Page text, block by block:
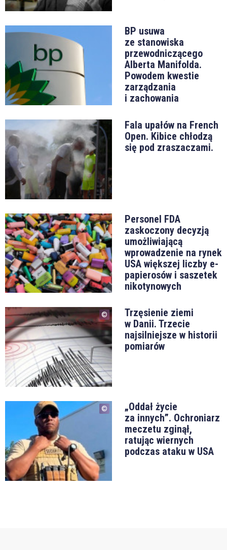
BP usuwa
ze stanowiska
przewodniczącego
Alberta Manifolda.
Powodem kwestie
zarządzania
i zachowania
Fala upałów na French
Open. Kibice chłodzą
się pod zraszaczami.
Personel FDA
zaskoczony decyzją
umożliwiającą
wprowadzenie na rynek
USA większej liczby e-
papierosów i saszetek
nikotynowych
Trzęsienie ziemi
w Danii. Trzecie
najsilniejsze w historii
pomiarów
„Oddał życie
za innych”. Ochroniarz
meczetu zginął,
ratując wiernych
podczas ataku w USA